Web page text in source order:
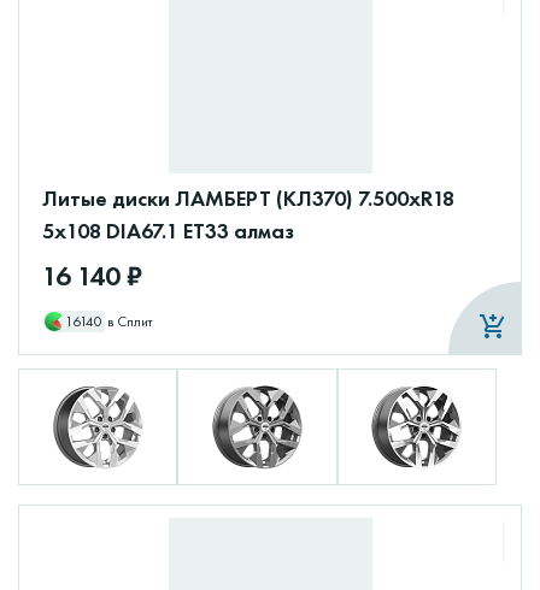
Литые диски ЛАМБЕРТ (КЛ370) 7.500xR18
5x108 DIA67.1 ET33 алмаз
16 140 ₽
16140 в Сплит